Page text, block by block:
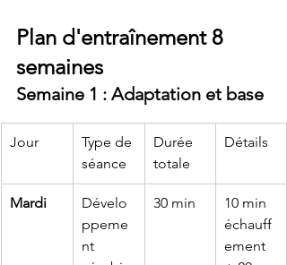
Plan d'entraînement 8
semaines
Semaine 1 : Adaptation et base
Jour
Type de
séance
Durée
totale
Détails
Mardi
Dévelo
ppeme
nt
30 min
10 min
échauff
ement